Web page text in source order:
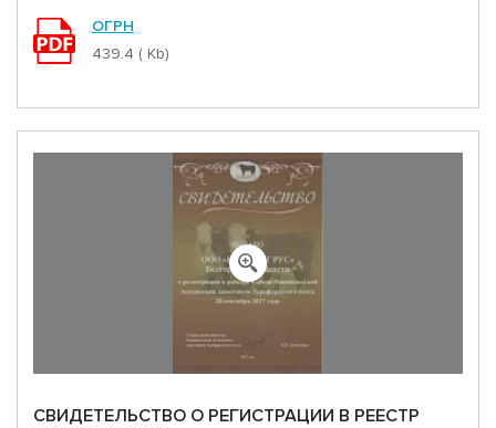
ОГРН
439.4 ( Kb)
СВИДЕТЕЛЬСТВО О РЕГИСТРАЦИИ В РЕЕСТР